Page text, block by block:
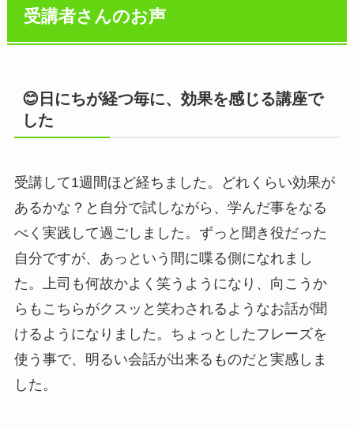
受講者さんのお声
😊日にちが経つ毎に、効果を感じる講座で
した
受講して1週間ほど経ちました。どれくらい効果が
あるかな？と自分で試しながら、学んだ事をなる
べく実践して過ごしました。ずっと聞き役だった
自分ですが、あっという間に喋る側になれまし
た。上司も何故かよく笑うようになり、向こうか
らもこちらがクスッと笑わされるようなお話が聞
けるようになりました。ちょっとしたフレーズを
使う事で、明るい会話が出来るものだと実感しま
した。